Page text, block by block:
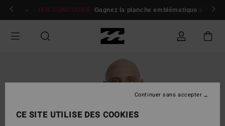
Passer
Se connecter / s'inscrire
JEU CONCOURS Gagnez la planche emblématique d'Andy
CE SITE UTILISE DES COOKIES
Continuer sans accepter